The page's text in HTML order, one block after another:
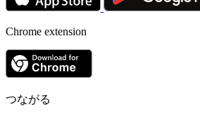
Chrome extension
つながる